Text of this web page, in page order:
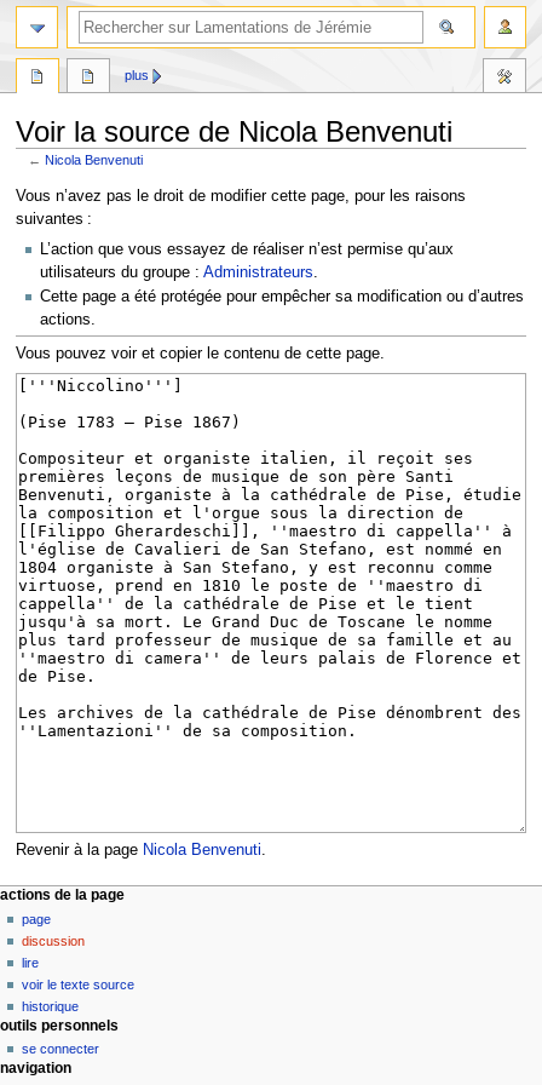
Voir la source de Nicola Benvenuti
←Nicola Benvenuti
Aller
à
navigation
Aller
à
recherche
Vous n’avez pas le droit de modifier cette page, pour les raisons
suivantes :
L’action que vous essayez de réaliser n’est permise qu’aux
utilisateurs du groupe : Administrateurs.
Cette page a été protégée pour empêcher sa modification ou d’autres
actions.
Vous pouvez voir et copier le contenu de cette page.
Revenir à la page Nicola Benvenuti.
M
e
n
u
d
e
n
actions de la page
page
discussion
lire
voir le texte source
historique
plus
outils personnels
se connecter
navigation
rechercher